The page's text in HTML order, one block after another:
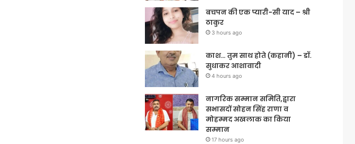
बचपन की एक प्यारी-सी याद – श्री
ठाकुर
3 hours ago
काश… तुम साथ होते (कहानी) – डॉ.
सुधाकर आशावादी
4 hours ago
नागरिक सम्मान समिति,द्वारा
सभासदों सोहन सिंह राणा व
मोहम्मद अखलाक का किया
सम्मान
17 hours ago